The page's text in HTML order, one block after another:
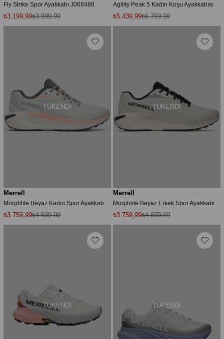
Fly Strike Spor Ayakkabı J068488
₺3.199,99₺3.999,99
Agility Peak 5 Kadın Koşu Ayakkabısı
₺5.439,99₺6.799,99
TÜKENDI
Merrell
Morphlıte Beyaz Kadın Spor Ayakkabı J068428-33133
₺3.759,99₺4.699,99
TÜKENDI
Merrell
Morphlıte Beyaz Erkek Spor Ayakkabı J068387-33126
₺3.759,99₺4.699,99
TÜKENDI TÜKENDI